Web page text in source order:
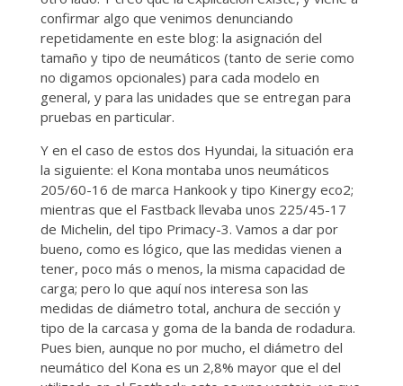
confirmar algo que venimos denunciando
repetidamente en este blog: la asignación del
tamaño y tipo de neumáticos (tanto de serie como
no digamos opcionales) para cada modelo en
general, y para las unidades que se entregan para
pruebas en particular.
Y en el caso de estos dos Hyundai, la situación era
la siguiente: el Kona montaba unos neumáticos
205/60-16 de marca Hankook y tipo Kinergy eco2;
mientras que el Fastback llevaba unos 225/45-17
de Michelin, del tipo Primacy-3. Vamos a dar por
bueno, como es lógico, que las medidas vienen a
tener, poco más o menos, la misma capacidad de
carga; pero lo que aquí nos interesa son las
medidas de diámetro total, anchura de sección y
tipo de la carcasa y goma de la banda de rodadura.
Pues bien, aunque no por mucho, el diámetro del
neumático del Kona es un 2,8% mayor que el del